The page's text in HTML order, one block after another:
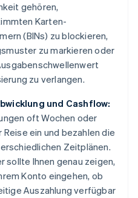
gehören,
Karten-
(BINs) zu blockieren,
zu markieren oder
zu verlangen.
und Cashflow:
oft Wochen oder
ein und bezahlen die
Zeitplänen.
sollte Ihnen genau zeigen,
Konto eingehen, ob
Auszahlung verfügbar